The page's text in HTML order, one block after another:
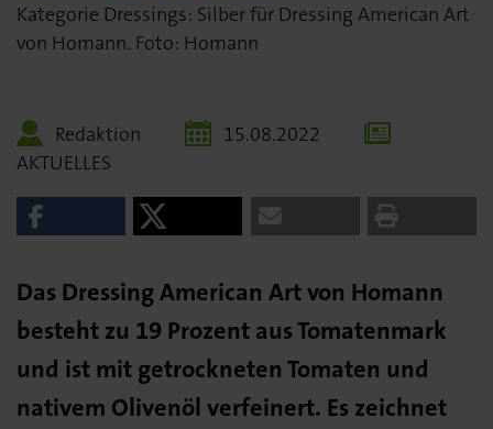
Kategorie Dressings: Silber für Dressing American Art
von Homann. Foto: Homann
Redaktion
15.08.2022
AKTUELLES
Das Dressing American Art von Homann
besteht zu 19 Prozent aus Tomatenmark
und ist mit getrockneten Tomaten und
nativem Olivenöl verfeinert. Es zeichnet